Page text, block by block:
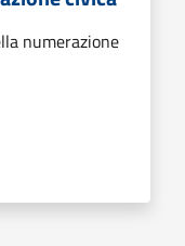
numerazione